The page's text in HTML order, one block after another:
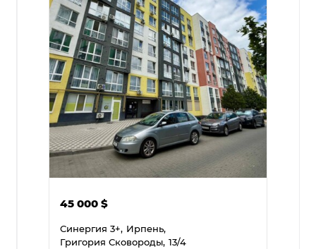
45 000$
Синергия 3+, Ирпень,
Григория Сковороды, 13/4